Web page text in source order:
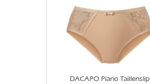
DACAPO Piano Taillenslip